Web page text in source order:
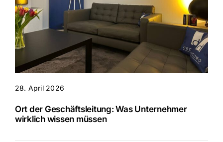
28. April 2026
Ort der Geschäftsleitung: Was Unternehmer
wirklich wissen müssen